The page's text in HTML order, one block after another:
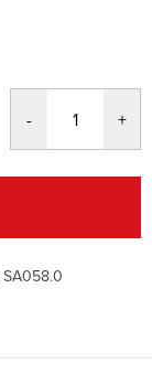
SA058.0